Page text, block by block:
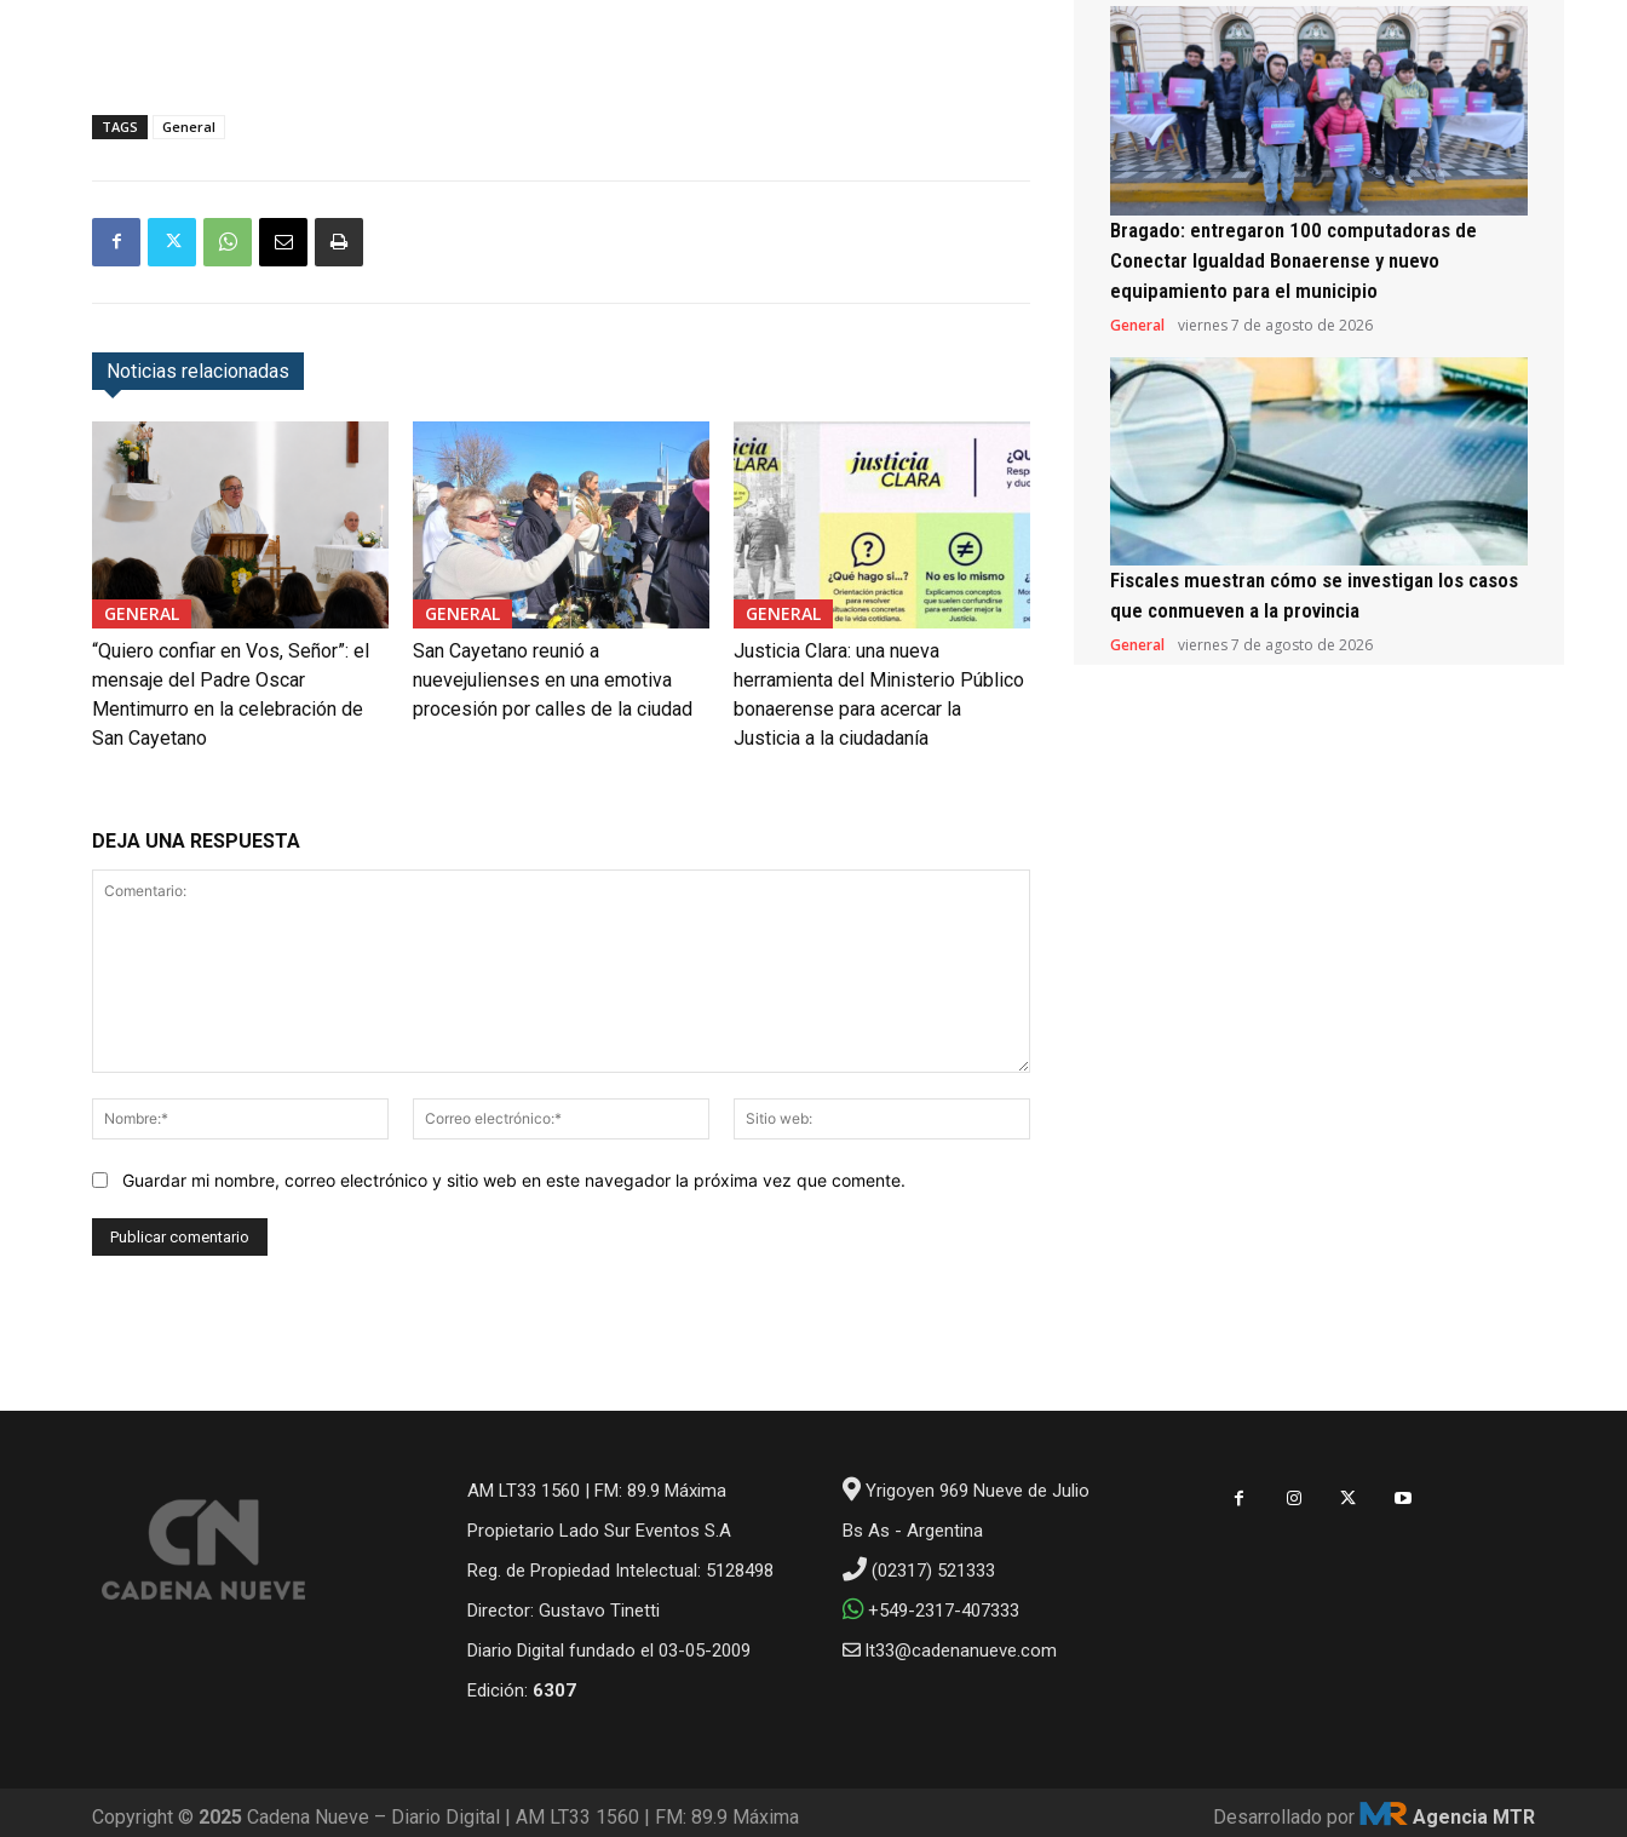
TAGS General
Noticias relacionadas
GENERAL
“Quiero confiar en Vos, Señor”: el
mensaje del Padre Oscar
Mentimurro en la celebración de
San Cayetano
GENERAL
San Cayetano reunió a
nuevejulienses en una emotiva
procesión por calles de la ciudad
GENERAL
Justicia Clara: una nueva
herramienta del Ministerio Público
bonaerense para acercar la
Justicia a la ciudadanía
DEJA UNA RESPUESTA
Nombre:*
Correo
electrónico:*
web:
Guardar mi nombre, correo electrónico y sitio web en este navegador la próxima vez que comente.
Bragado: entregaron 100 computadoras de
Conectar Igualdad Bonaerense y nuevo
equipamiento para el municipio
General viernes 7 de agosto de 2026
Fiscales muestran cómo se investigan los casos
que conmueven a la provincia
General viernes 7 de agosto de 2026
AM LT33 1560 | FM: 89.9 Máxima
Propietario Lado Sur Eventos S.A
Reg. de Propiedad Intelectual: 5128498
Director: Gustavo Tinetti
Diario Digital fundado el 03-05-2009
Edición: 6307
Yrigoyen 969 Nueve de Julio
Bs As - Argentina
(02317) 521333
+549-2317-407333
lt33@cadenanueve.com
Copyright © 2025 Cadena Nueve – Diario Digital | AM LT33 1560 | FM: 89.9 Máxima Desarrollado por Agencia MTR